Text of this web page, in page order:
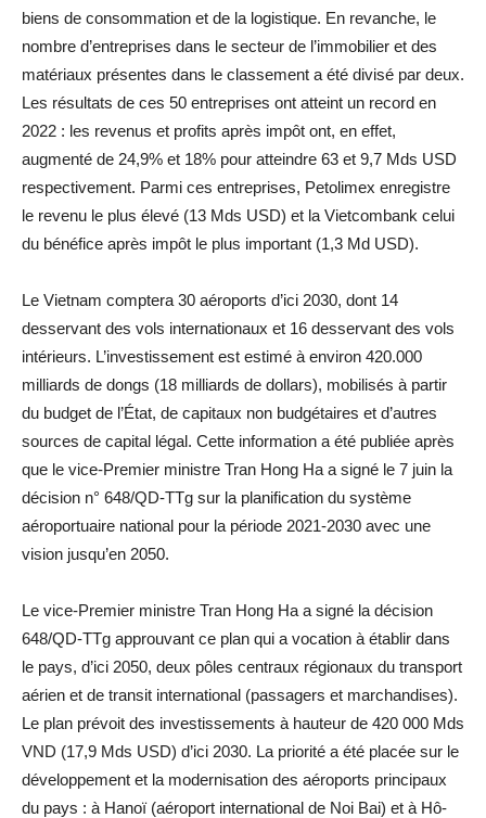
biens de consommation et de la logistique. En revanche, le
nombre d’entreprises dans le secteur de l’immobilier et des
matériaux présentes dans le classement a été divisé par deux.
Les résultats de ces 50 entreprises ont atteint un record en
2022 : les revenus et profits après impôt ont, en effet,
augmenté de 24,9% et 18% pour atteindre 63 et 9,7 Mds USD
respectivement. Parmi ces entreprises, Petolimex enregistre
le revenu le plus élevé (13 Mds USD) et la Vietcombank celui
du bénéfice après impôt le plus important (1,3 Md USD).
Le Vietnam comptera 30 aéroports d’ici 2030, dont 14
desservant des vols internationaux et 16 desservant des vols
intérieurs. L’investissement est estimé à environ 420.000
milliards de dongs (18 milliards de dollars), mobilisés à partir
du budget de l’État, de capitaux non budgétaires et d’autres
sources de capital légal. Cette information a été publiée après
que le vice-Premier ministre Tran Hong Ha a signé le 7 juin la
décision n° 648/QD-TTg sur la planification du système
aéroportuaire national pour la période 2021-2030 avec une
vision jusqu’en 2050.
Le vice-Premier ministre Tran Hong Ha a signé la décision
648/QD-TTg approuvant ce plan qui a vocation à établir dans
le pays, d’ici 2050, deux pôles centraux régionaux du transport
aérien et de transit international (passagers et marchandises).
Le plan prévoit des investissements à hauteur de 420 000 Mds
VND (17,9 Mds USD) d’ici 2030. La priorité a été placée sur le
développement et la modernisation des aéroports principaux
du pays : à Hanoï (aéroport international de Noi Bai) et à Hô-